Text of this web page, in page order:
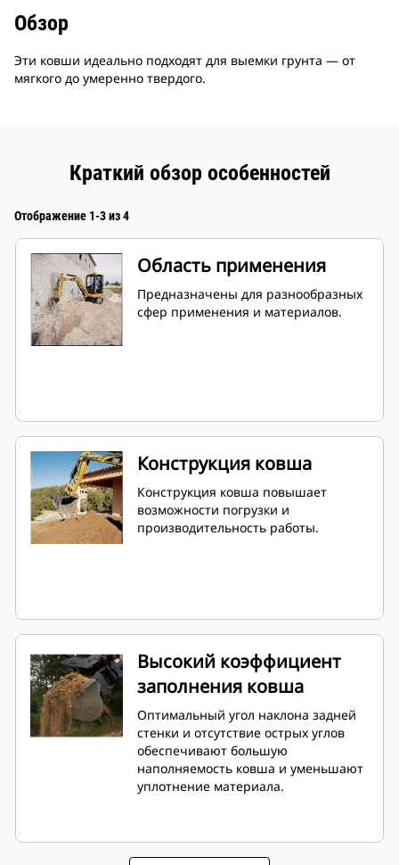
Обзор
Эти ковши идеально подходят для выемки грунта — от
мягкого до умеренно твердого.
Краткий обзор особенностей
Отображение 1-3 из 4
Область применения
Предназначены для разнообразных
сфер применения и материалов.
Конструкция ковша
Конструкция ковша повышает
возможности погрузки и
производительность работы.
Высокий коэффициент
заполнения ковша
Оптимальный угол наклона задней
стенки и отсутствие острых углов
обеспечивают большую
наполняемость ковша и уменьшают
уплотнение материала.